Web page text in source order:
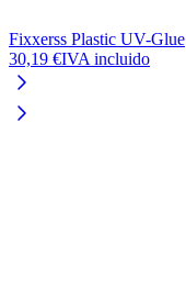
Fixxerss Plastic UV-Glue
30,19 €IVA incluido